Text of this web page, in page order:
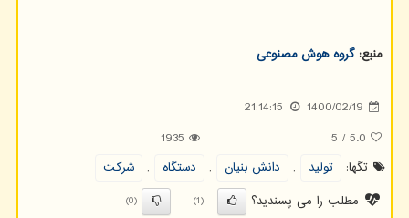
منبع:گروه هوش مصنوعی
1400/02/19
21:14:15
5.0
/
5
1935
تگها:
تولید , دانش بنیان , دستگاه ,
شركت
مطلب را می پسندید؟
(1)
(0)